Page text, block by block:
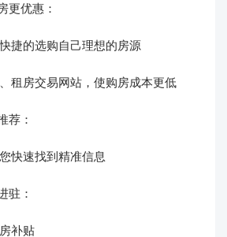
更优惠：
捷的选购自己理想的房源
租房交易网站，使购房成本更低
荐：
快速找到精准信息
驻：
补贴